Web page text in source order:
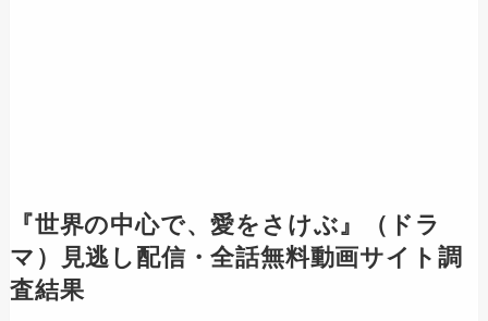
『世界の中心で、愛をさけぶ』（ドラ
マ）見逃し配信・全話無料動画サイト調
査結果